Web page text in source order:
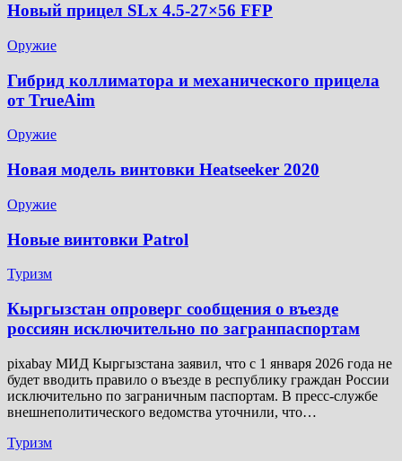
Новый прицел SLx 4.5-27×56 FFP
Оружие
Гибрид коллиматора и механического прицела
от TrueAim
Оружие
Новая модель винтовки Heatseeker 2020
Оружие
Новые винтовки Patrol
Туризм
Кыргызстан опроверг сообщения о въезде
россиян исключительно по загранпаспортам
pixabay МИД Кыргызстана заявил, что с 1 января 2026 года не
будет вводить правило о въезде в республику граждан России
исключительно по заграничным паспортам. В пресс-службе
внешнеполитического ведомства уточнили, что…
Туризм